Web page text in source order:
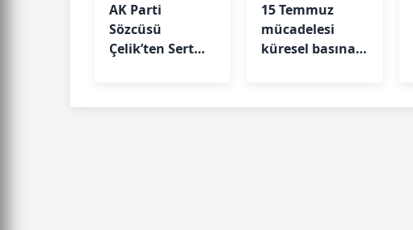
AK Parti
Sözcüsü
Çelik’ten Sert
15 Temmuz
mücadelesi
küresel basına